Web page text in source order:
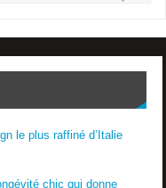
le plus raffiné d’Italie
chic qui donne